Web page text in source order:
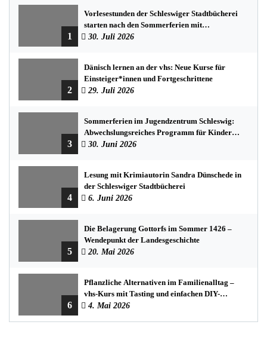
1
Vorlesestunden der Schleswiger Stadtbücherei
starten nach den Sommerferien mit
spannenden Geschichten
30. Juli 2026
2
Dänisch lernen an der vhs: Neue Kurse für
Einsteiger*innen und Fortgeschrittene
29. Juli 2026
3
Sommerferien im Jugendzentrum Schleswig:
Abwechslungsreiches Programm für Kinder
und Jugendliche
30. Juni 2026
4
Lesung mit Krimiautorin Sandra Dünschede in
der Schleswiger Stadtbücherei
6. Juni 2026
5
Die Belagerung Gottorfs im Sommer 1426 –
Wendepunkt der Landesgeschichte
20. Mai 2026
6
Pflanzliche Alternativen im Familienalltag –
vhs-Kurs mit Tasting und einfachen DIY-
Rezepten
4. Mai 2026